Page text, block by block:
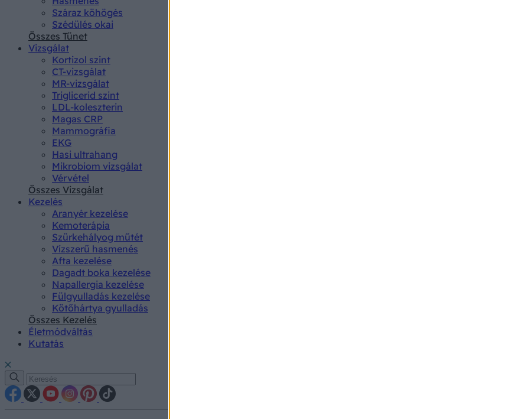
Száraz köhögés
Szédülés okai
Összes Tünet
Vizsgálat
Kortizol szint
CT-vizsgálat
MR-vizsgálat
Triglicerid szint
LDL-koleszterin
Magas CRP
Mammográfia
EKG
Hasi ultrahang
Mikrobiom vizsgálat
Vérvétel
Összes Vizsgálat
Kezelés
Aranyér kezelése
Kemoterápia
Szürkehályog műtét
Vízszerű hasmenés
Afta kezelése
Dagadt boka kezelése
Napallergia kezelése
Fülgyulladás kezelése
Kötőhártya gyulladás
Összes Kezelés
Életmódváltás
Kutatás